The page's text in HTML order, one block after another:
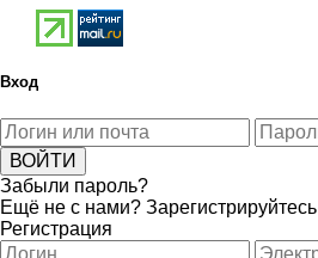
Вход
Забыли пароль?
Ещё не с нами? Зарегистрируйтесь
Регистрация